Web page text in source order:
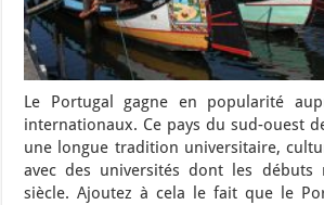
Le Portugal gagne en popularité
internationaux. Ce pays du sud-ouest
une longue tradition universitaire,
avec des universités dont les débuts
siècle. Ajoutez à cela le fait que le